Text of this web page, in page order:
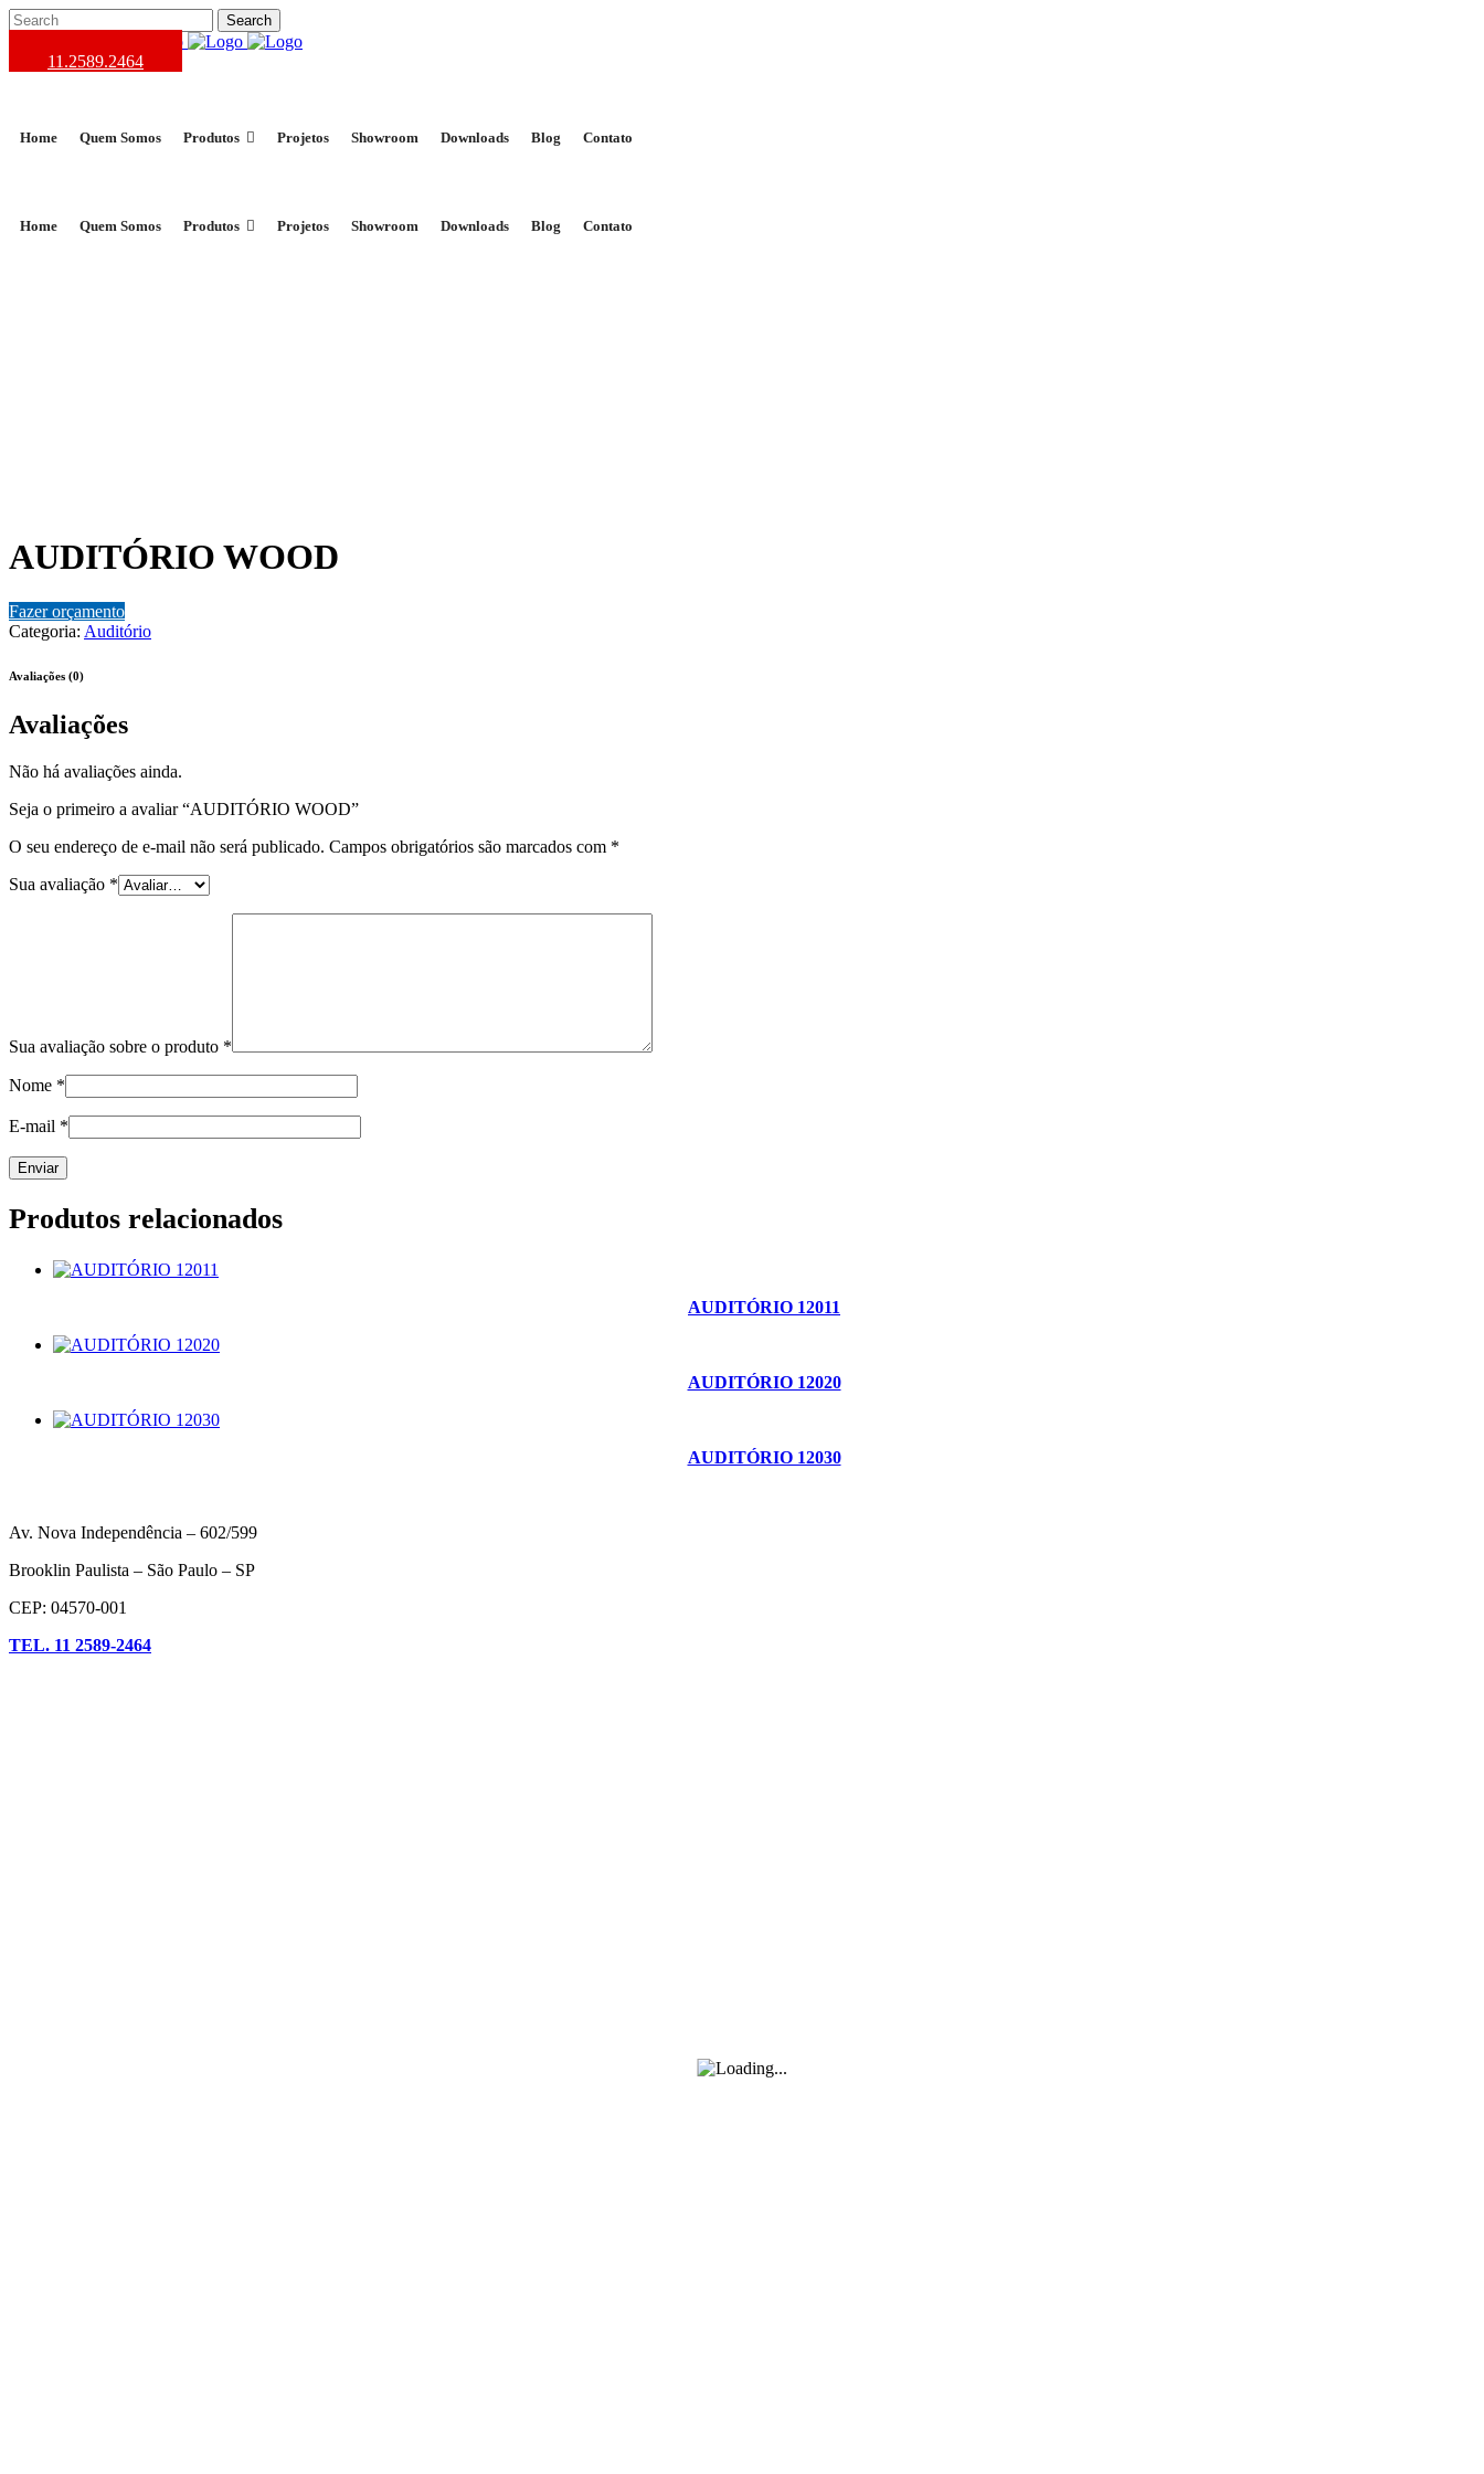
11.2589.2464
Home Quem Somos Produtos Projetos Showroom Downloads Blog Contato
Home Quem Somos Produtos Projetos Showroom Downloads Blog Contato
AUDITÓRIO WOOD
Fazer orçamento
Categoria: Auditório
Avaliações (0)
Avaliações
Não há avaliações ainda.
Seja o primeiro a avaliar “AUDITÓRIO WOOD”
O seu endereço de e-mail não será publicado. Campos obrigatórios são marcados com *
Sua avaliação *
Sua avaliação sobre o produto *
Nome *
E-mail *
Produtos relacionados
AUDITÓRIO 12011
AUDITÓRIO 12020
AUDITÓRIO 12030
Av. Nova Independência – 602/599
Brooklin Paulista – São Paulo – SP
CEP: 04570-001
TEL. 11 2589-2464